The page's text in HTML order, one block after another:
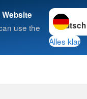
use the
Sprache
Alles klar
Suche